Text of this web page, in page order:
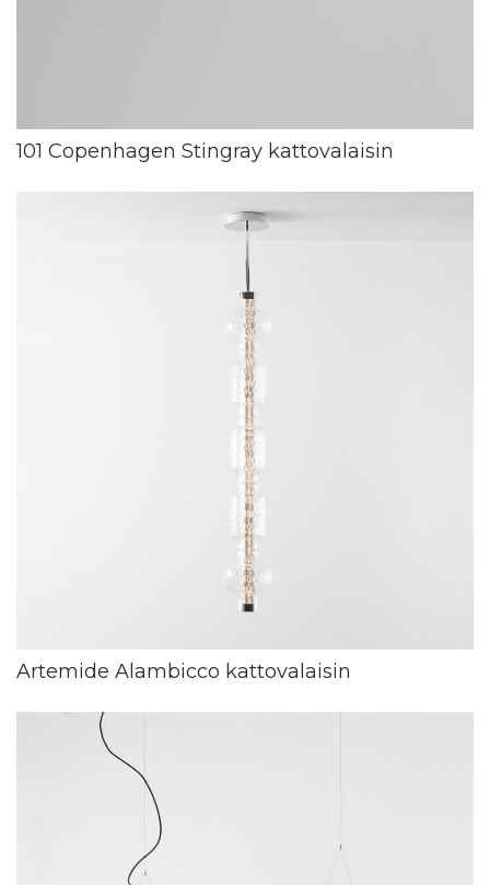
101 Copenhagen Stingray kattovalaisin
Artemide Alambicco kattovalaisin